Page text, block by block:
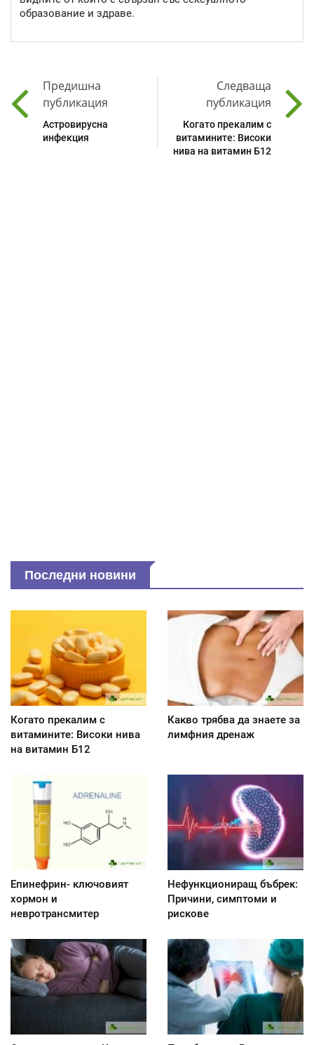
образование и здраве.
Предишна
публикация
Астровирусна
инфекция
Следваща
публикация
Когато прекалим с
витамините: Високи
нива на витамин Б12
Последни новини
Когато прекалим с
витамините: Високи нива
на витамин Б12
Какво трябва да знаете за
лимфния дренаж
Епинефрин- ключовият
хормон и
невротрансмитер
Нефункциониращ бъбрек:
Причини, симптоми и
рискове